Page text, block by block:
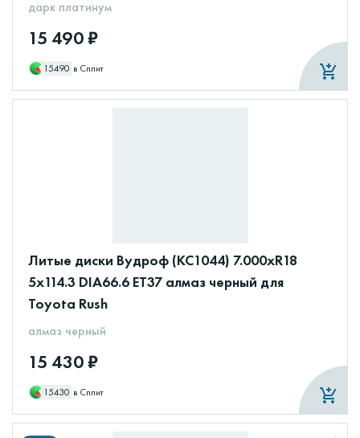
дарк платинум
15 490 ₽
15490 в Сплит
Литые диски Вудроф (КС1044) 7.000xR18
5x114.3 DIA66.6 ET37 алмаз черный для
Toyota Rush
алмаз черный
15 430 ₽
15430 в Сплит